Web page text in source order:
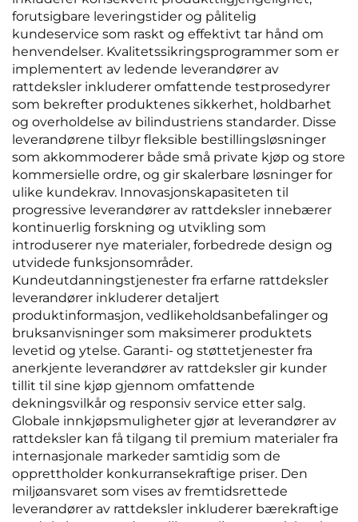
forutsigbare leveringstider og pålitelig
kundeservice som raskt og effektivt tar hånd om
henvendelser. Kvalitetssikringsprogrammer som er
implementert av ledende leverandører av
rattdeksler inkluderer omfattende testprosedyrer
som bekrefter produktenes sikkerhet, holdbarhet
og overholdelse av bilindustriens standarder. Disse
leverandørene tilbyr fleksible bestillingsløsninger
som akkommoderer både små private kjøp og store
kommersielle ordre, og gir skalerbare løsninger for
ulike kundekrav. Innovasjonskapasiteten til
progressive leverandører av rattdeksler innebærer
kontinuerlig forskning og utvikling som
introduserer nye materialer, forbedrede design og
utvidede funksjonsområder.
Kundeutdanningstjenester fra erfarne rattdeksler
leverandører inkluderer detaljert
produktinformasjon, vedlikeholdsanbefalinger og
bruksanvisninger som maksimerer produktets
levetid og ytelse. Garanti- og støttetjenester fra
anerkjente leverandører av rattdeksler gir kunder
tillit til sine kjøp gjennom omfattende
dekningsvilkår og responsiv service etter salg.
Globale innkjøpsmuligheter gjør at leverandører av
rattdeksler kan få tilgang til premium materialer fra
internasjonale markeder samtidig som de
opprettholder konkurransekraftige priser. Den
miljøansvaret som vises av fremtidsrettede
leverandører av rattdeksler inkluderer bærekraftige